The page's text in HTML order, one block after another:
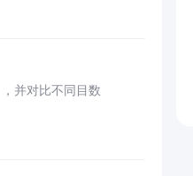
并对比不同目数